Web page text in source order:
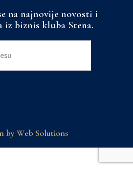
na najnovije novosti i
iz biznis kluba Stena.
by Web Solutions